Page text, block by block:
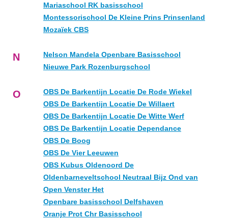
Mariaschool RK basisschool
Montessorischool De Kleine Prins Prinsenland
Mozaïek CBS
N
Nelson Mandela Openbare Basisschool
Nieuwe Park Rozenburgschool
O
OBS De Barkentijn Locatie De Rode Wiekel
OBS De Barkentijn Locatie De Willaert
OBS De Barkentijn Locatie De Witte Werf
OBS De Barkentijn Locatie Dependance
OBS De Boog
OBS De Vier Leeuwen
OBS Kubus Oldenoord De
Oldenbarneveltschool Neutraal Bijz Ond van
Open Venster Het
Openbare basisschool Delfshaven
Oranje Prot Chr Basisschool